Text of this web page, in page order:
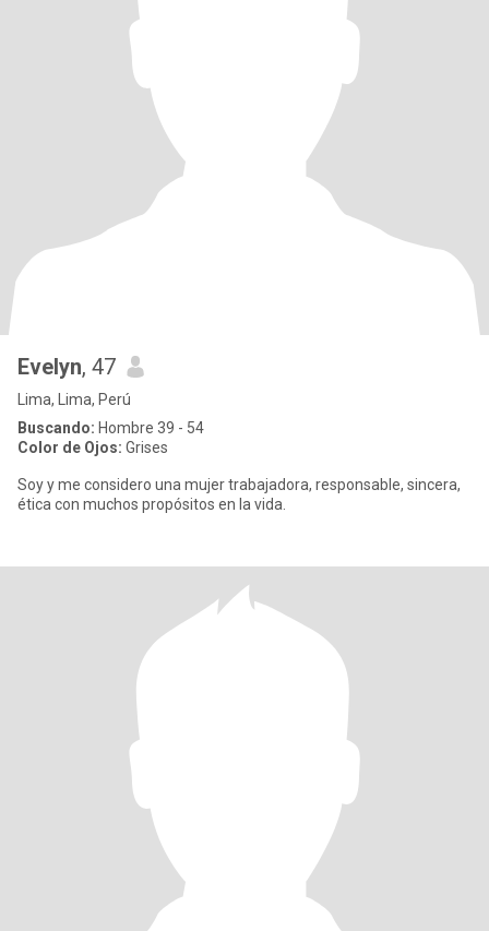
Evelyn, 47
Lima, Lima, Perú
Buscando: Hombre 39 - 54
Color de Ojos: Grises
Soy y me considero una mujer trabajadora, responsable, sincera,
ética con muchos propósitos en la vida.